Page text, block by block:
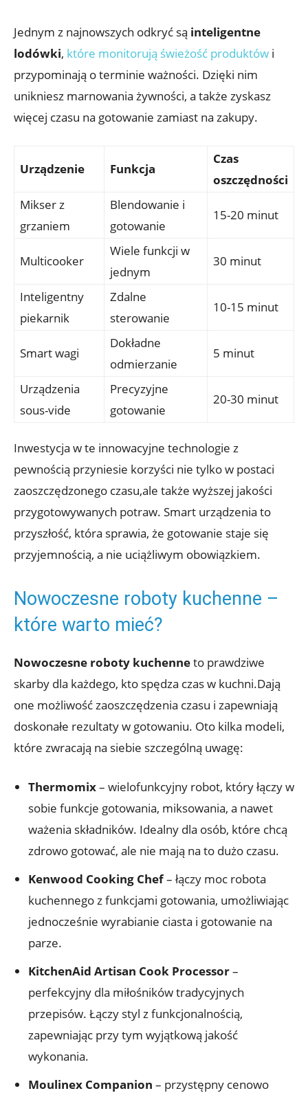
Jednym z najnowszych odkryć są inteligentne
lodówki, które monitorują świeżość produktów i
przypominają o terminie ważności. Dzięki nim
unikniesz marnowania żywności, a także zyskasz
więcej czasu na gotowanie zamiast na zakupy.
Urządzenie Funkcja
Czas
oszczędności
Mikser z
grzaniem
Blendowanie i
gotowanie
15-20 minut
Multicooker
Wiele funkcji w
jednym
30 minut
Inteligentny
piekarnik
Zdalne
sterowanie
10-15 minut
Smart wagi
Dokładne
odmierzanie
5 minut
Urządzenia
sous-vide
Precyzyjne
gotowanie
20-30 minut
Inwestycja w te innowacyjne technologie z
pewnością przyniesie korzyści nie tylko w postaci
zaoszczędzonego czasu,ale także wyższej jakości
przygotowywanych potraw. Smart urządzenia to
przyszłość, która sprawia, że gotowanie staje się
przyjemnością, a nie uciążliwym obowiązkiem.
Nowoczesne roboty kuchenne –
które warto mieć?
Nowoczesne roboty kuchenneto prawdziwe
skarby dla każdego, kto spędza czas w kuchni.Dają
one możliwość zaoszczędzenia czasu i zapewniają
doskonałe rezultaty w gotowaniu. Oto kilka modeli,
które zwracają na siebie szczególną uwagę:
Thermomix– wielofunkcyjny robot, który łączy w
sobie funkcje gotowania, miksowania, a nawet
ważenia składników. Idealny dla osób, które chcą
zdrowo gotować, ale nie mają na to dużo czasu.
Kenwood Cooking Chef– łączy moc robota
kuchennego z funkcjami gotowania, umożliwiając
jednocześnie wyrabianie ciasta i gotowanie na
parze.
KitchenAid Artisan Cook Processor–
perfekcyjny dla miłośników tradycyjnych
przepisów. Łączy styl z funkcjonalnością,
zapewniając przy tym wyjątkową jakość
wykonania.
Moulinex Companion – przystępny cenowo